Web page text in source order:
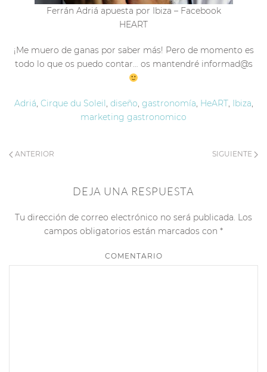
Ferrán Adriá apuesta por Ibiza – Facebook
HEART
¡Me muero de ganas por saber más! Pero de momento es
todo lo que os puedo contar… os mantendré informad@s
Adriá, Cirque du Soleil , diseño, gastronomía, HeART, Ibiza,
marketing gastronomico
ANTERIOR SIGUIENTE
DEJA UNA RESPUESTA
Tu dirección de correo electrónico no será publicada. Los
campos obligatorios están marcados con *
COMENTARIO